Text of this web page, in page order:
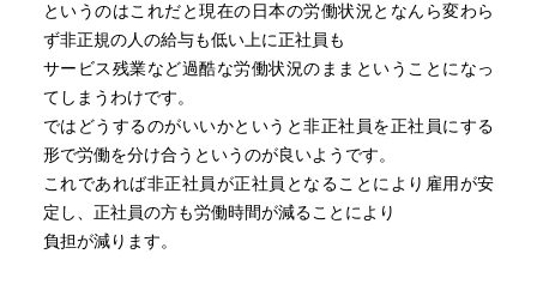
［ 参考となる書評 ］
というのはこれだと現在の日本の労働状況となんら変わら
ず非正規の人の給与も低い上に正社員も
サービス残業など過酷な労働状況のままということになっ
てしまうわけです。
ではどうするのがいいかというと非正社員を正社員にする
形で労働を分け合うというのが良いようです。
これであれば非正社員が正社員となることにより雇用が安
定し、正社員の方も労働時間が減ることにより
負担が減ります。